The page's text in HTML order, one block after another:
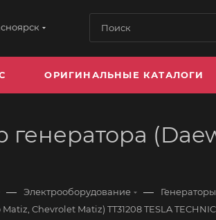
ОРИГИНАЛЬНЫЕ КАТАЛОГИ
генератора
— Электрооборудование —
Chevrolet Matiz) TT31208 TESLA